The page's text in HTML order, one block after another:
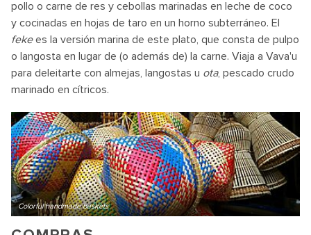
pollo o carne de res y cebollas marinadas en leche de coco
y cocinadas en hojas de taro en un horno subterráneo. El
fekees la versión marina de este plato, que consta de pulpo
o langosta en lugar de (o además de) la carne. Viaja a Vava'u
para deleitarte con almejas, langostas u ota, pescado crudo
marinado en cítricos.
Colorful handmade baskets